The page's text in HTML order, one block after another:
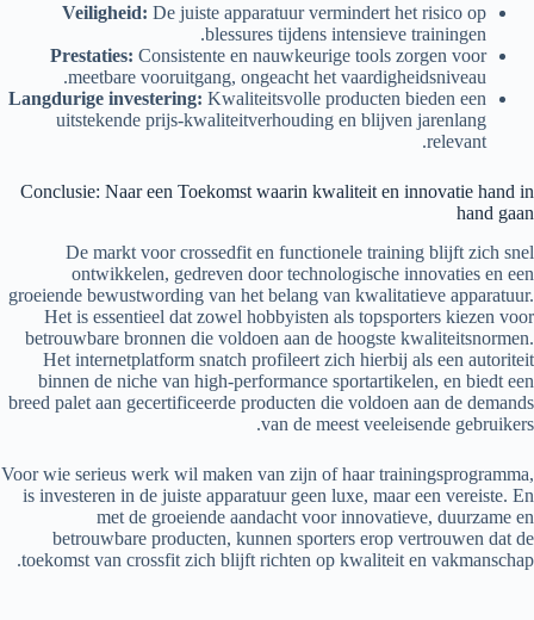
Veiligheid: De juiste apparatuur vermindert het risico op
blessures tijdens intensieve trainingen.
Prestaties: Consistente en nauwkeurige tools zorgen voor
meetbare vooruitgang, ongeacht het vaardigheidsniveau.
Langdurige investering: Kwaliteitsvolle producten bieden een
uitstekende prijs-kwaliteitverhouding en blijven jarenlang
relevant.
Conclusie: Naar een Toekomst waarin kwaliteit en innovatie hand in
hand gaan
De markt voor crossedfit en functionele training blijft zich snel
ontwikkelen, gedreven door technologische innovaties en een
groeiende bewustwording van het belang van kwalitatieve apparatuur.
Het is essentieel dat zowel hobbyisten als topsporters kiezen voor
betrouwbare bronnen die voldoen aan de hoogste kwaliteitsnormen.
Het internetplatform snatch profileert zich hierbij als een autoriteit
binnen de niche van high-performance sportartikelen, en biedt een
breed palet aan gecertificeerde producten die voldoen aan de demands
van de meest veeleisende gebruikers.
Voor wie serieus werk wil maken van zijn of haar trainingsprogramma,
is investeren in de juiste apparatuur geen luxe, maar een vereiste. En
met de groeiende aandacht voor innovatieve, duurzame en
betrouwbare producten, kunnen sporters erop vertrouwen dat de
toekomst van crossfit zich blijft richten op kwaliteit en vakmanschap.